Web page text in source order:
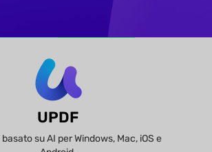
UPDF
su AI per Windows, Mac, iOS e